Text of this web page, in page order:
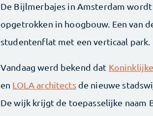
De Bijlmerbajes in Amsterdam
opgetrokken in hoogbouw. Een van
studentenflat met een verticaal park.
Vandaag werd bekend dat
en LOLA architectsde nieuwe
De wijk krijgt de toepasselijke naam